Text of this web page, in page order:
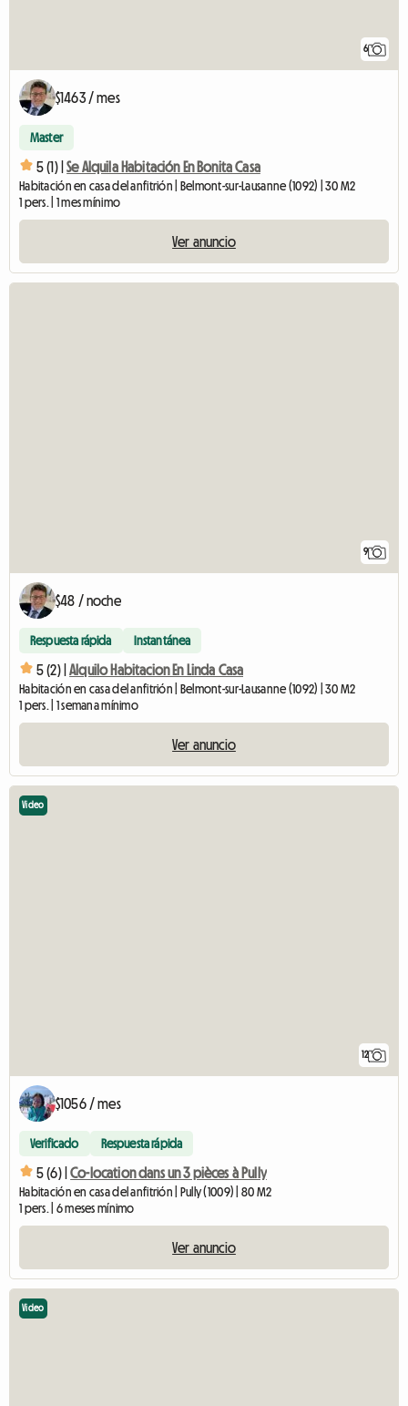
6
$1463 / mes
Master
5 (1) | Se Alquila Habitación En Bonita Casa
Habitación en casa del anfitrión | Belmont-sur-Lausanne (1092) | 30 M2
1 pers. | 1 mes mínimo
Ver anuncio
9
$48 / noche
Respuesta rápida Instantánea
5 (2) | Alquilo Habitacion En Linda Casa
Habitación en casa del anfitrión | Belmont-sur-Lausanne (1092) | 30 M2
1 pers. | 1 semana mínimo
Ver anuncio
12
Video
$1056 / mes
Verificado Respuesta rápida
5 (6) | Co-location dans un 3 pièces à Pully
Habitación en casa del anfitrión | Pully (1009) | 80 M2
1 pers. | 6 meses mínimo
Ver anuncio
Video